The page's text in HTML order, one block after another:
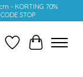
- KORTING 70%
STOP
Verlanglijst